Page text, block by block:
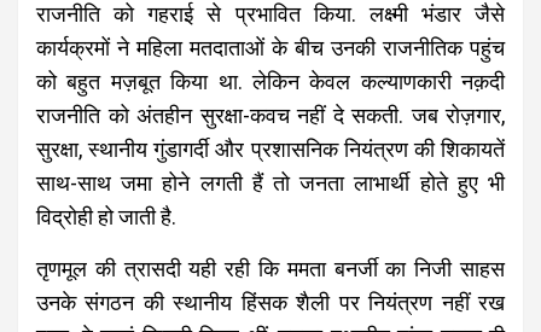
राजनीति को गहराई से प्रभावित किया. लक्ष्मी भंडार जैसे
कार्यक्रमों ने महिला मतदाताओं के बीच उनकी राजनीतिक पहुंच
को बहुत मज़बूत किया था. लेकिन केवल कल्याणकारी नक़दी
राजनीति को अंतहीन सुरक्षा-कवच नहीं दे सकती. जब रोज़गार,
सुरक्षा, स्थानीय गुंडागर्दी और प्रशासनिक नियंत्रण की शिकायतें
साथ-साथ जमा होने लगती हैं तो जनता लाभार्थी होते हुए भी
विद्रोही हो जाती है.
तृणमूल की त्रासदी यही रही कि ममता बनर्जी का निजी साहस
उनके संगठन की स्थानीय हिंसक शैली पर नियंत्रण नहीं रख